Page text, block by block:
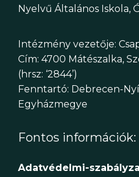
Nyelvű Általános Iskola,
Intézmény vezetője:
Cím: 4700 Mátészalka,
(hrsz: ‘2844’)
Fenntartó: Debrecen-
Egyházmegye
Fontos információk:
Adatvédelmi-